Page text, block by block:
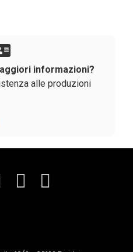
informazioni?
alle produzioni